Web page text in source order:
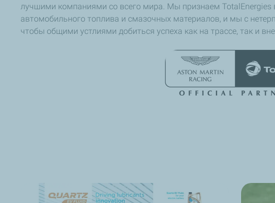
лучшими компаниями со всего мира. Мы признаем TotalEnergies
автомобильного топлива и смазочных материалов, и мы с
чтобы общими устлиями добиться успеха как на трассе, так и вне